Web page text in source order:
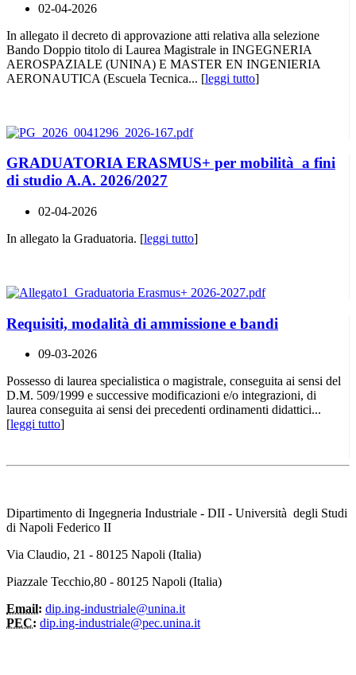
02-04-2026
In allegato il decreto di approvazione atti relativa alla selezione
Bando Doppio titolo di Laurea Magistrale in INGEGNERIA
AEROSPAZIALE (UNINA) E MASTER EN INGENIERIA
AERONAUTICA (Escuela Tecnica... [leggi tutto]
GRADUATORIA ERASMUS+ per mobilità a fini
di studio A.A. 2026/2027
02-04-2026
In allegato la Graduatoria. [leggi tutto]
Requisiti, modalità di ammissione e bandi
09-03-2026
Possesso di laurea specialistica o magistrale, conseguita ai sensi del
D.M. 509/1999 e successive modificazioni e/o integrazioni, di
laurea conseguita ai sensi dei precedenti ordinamenti didattici...
[leggi tutto]
Dipartimento di Ingegneria Industriale - DII - Università degli Studi
di Napoli Federico II
Via Claudio, 21 - 80125 Napoli (Italia)
Piazzale Tecchio,80 - 80125 Napoli (Italia)
Email: dip.ing-industriale@unina.it
PEC: dip.ing-industriale@pec.unina.it